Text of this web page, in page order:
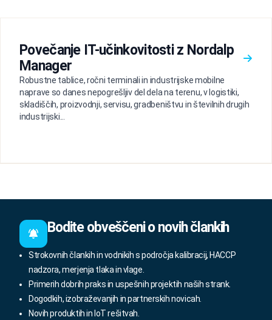
Povečanje IT-učinkovitosti z Nordalp
Manager
Robustne tablice, ročni terminali in industrijske mobilne
naprave so danes nepogrešljiv del dela na terenu, v logistiki,
skladiščih, proizvodnji, servisu, gradbeništvu in številnih drugih
industrijski...
Bodite obveščeni o novih člankih
Strokovnih člankih in vodnikih s področja kalibracij, HACCP
nadzora, merjenja tlaka in vlage.
Primerih dobrih praks in uspešnih projektih naših strank.
Dogodkih, izobraževanjih in partnerskih novicah.
Novih produktih in IoT rešitvah.